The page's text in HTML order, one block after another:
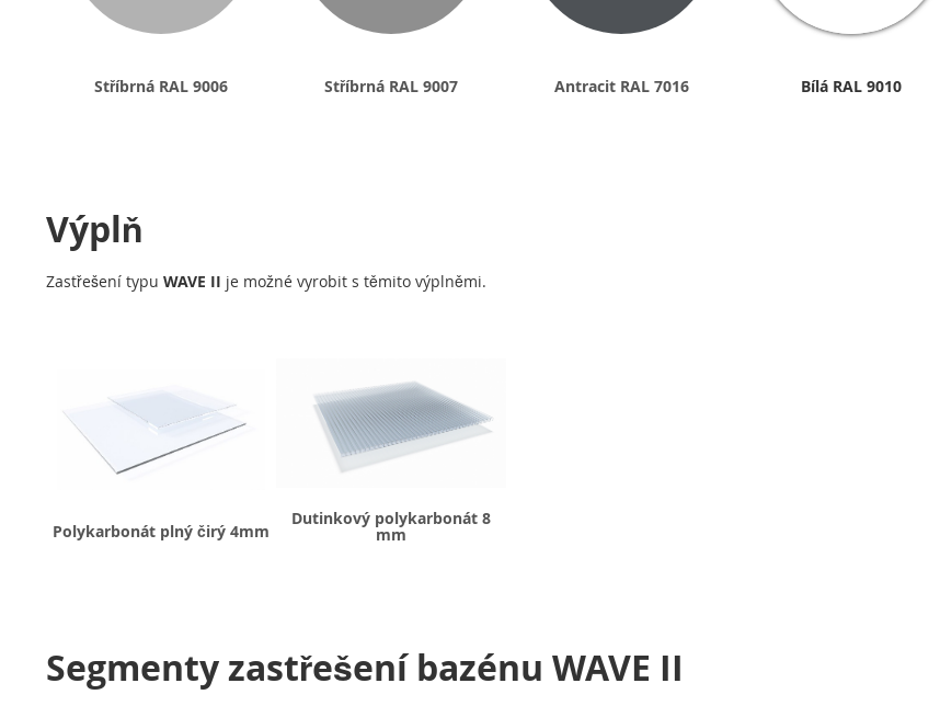
Stříbrná RAL 9006 Stříbrná RAL 9007 Antracit RAL 7016 Bílá RAL 9010
Výplň
Zastřešení typu WAVE II je možné vyrobit s těmito výplněmi.
Polykarbonát plný čirý 4mm
Dutinkový polykarbonát 8
mm
Segmenty zastřešení bazénu WAVE II